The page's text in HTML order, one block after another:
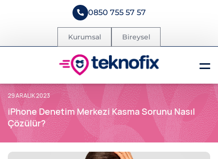
0850 755 57 57
Kurumsal Bireysel
29 ARALIK 2023
iPhone Denetim Merkezi Kasma Sorunu Nasıl
Çözülür?